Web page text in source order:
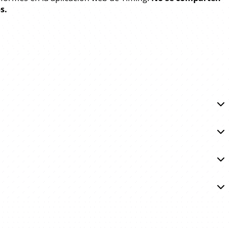
pregunta periódicamente a la aplicación Obsidian en